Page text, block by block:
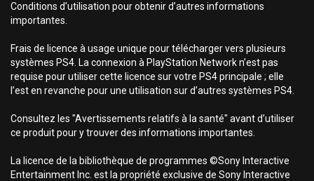
Conditions d’utilisation pour obtenir d’autres informations
importantes.
Frais de licence à usage unique pour télécharger vers plusieurs
systèmes PS4. La connexion à PlayStation Network n’est pas
requise pour utiliser cette licence sur votre PS4 principale ; elle
l’est en revanche pour une utilisation sur d’autres systèmes PS4.
Consultez les "Avertissements relatifs à la santé" avant d’utiliser
ce produit pour y trouver des informations importantes.
La licence de la bibliothèque de programmes ©Sony Interactive
Entertainment Inc. est la propriété exclusive de Sony Interactive